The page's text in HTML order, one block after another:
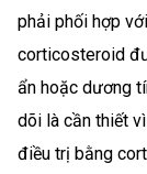
phải phối hợp
corticosteroid
ẩn hoặc dương
dõi là cần thiết
điều trị bằng